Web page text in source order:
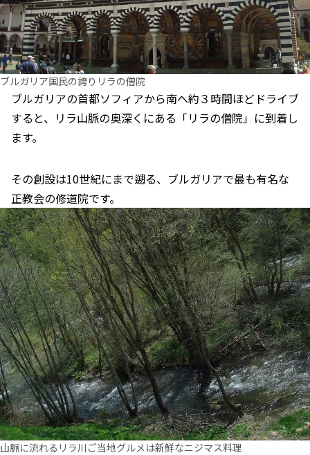
ブルガリア国民の誇りリラの僧院
ブルガリアの首都ソフィアから南へ約３時間ほどドライブ
すると、リラ山脈の奥深くにある「リラの僧院」に到着し
ます。
その創設は10世紀にまで遡る、ブルガリアで最も有名な
正教会の修道院です。
山脈に流れるリラ川ご当地グルメは新鮮なニジマス料理